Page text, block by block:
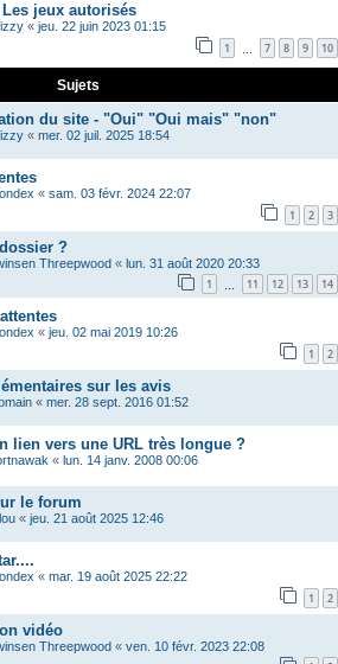
jeux autorisés
« jeu. 22 juin 2023 01:15
1 7 8 9 10
Sujets
du site - "Oui" "Oui mais" "non"
« mer. 02 juil. 2025 18:54
« sam. 03 févr. 2024 22:07
1 2 3
?
Threepwood « lun. 31 août 2020 20:33
1 11 12 13 14
« jeu. 02 mai 2019 10:26
1 2
sur les avis
« mer. 28 sept. 2016 01:52
lien vers une URL très longue ?
« lun. 14 janv. 2008 00:06
le forum
« jeu. 21 août 2025 12:46
« mar. 19 août 2025 22:22
1 2
vidéo
Threepwood « ven. 10 févr. 2023 22:08